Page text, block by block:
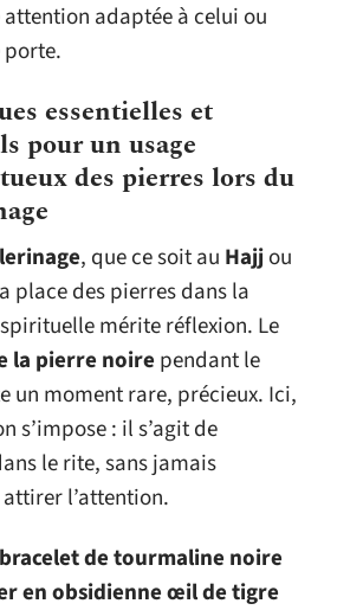
adaptée à celui ou
essentielles et
pour un usage
des pierres lors du
, que ce soit au Hajjou
place des pierres dans la
mérite réflexion. Le
la pierre noire pendant le
un moment rare, précieux. Ici,
s’impose : il s’agit de
le rite, sans jamais
l’attention.
bracelet de tourmaline noire
en obsidienne œil de tigre